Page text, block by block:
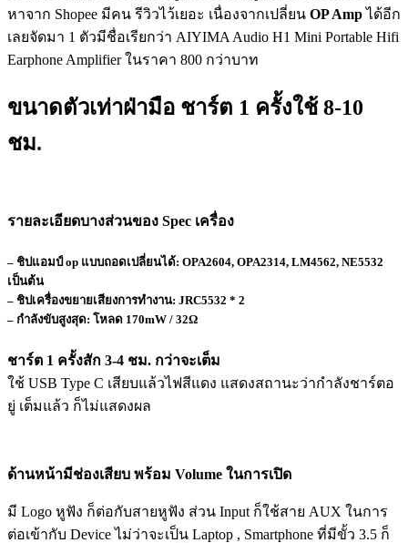
หาจาก Shopee มีคน รีวิวไว้เยอะ เนื่องจากเปลี่ยน OP Ampได้อีก
เลยจัดมา 1 ตัวมีชื่อเรียกว่า AIYIMA Audio H1 Mini Portable Hifi
Earphone Amplifier ในราคา 800 กว่าบาท
ขนาดตัวเท่าฝ่ามือ ชาร์ต 1 ครั้งใช้ 8-10
ชม.
รายละเอียดบางส่วนของ Spec เครื่อง
– ชิปแอมป์ op แบบถอดเปลี่ยนได้: OPA2604, OPA2314, LM4562, NE5532
เป็นต้น
– ชิปเครื่องขยายเสียงการทำงาน: JRC5532 * 2
– กำลังขับสูงสุด: โหลด 170mW / 32Ω
ชาร์ต 1 ครั้งสัก 3-4 ชม. กว่าจะเต็ม
ใช้ USB Type C เสียบแล้วไฟสีแดง แสดงสถานะว่ากำลังชาร์ตอ
ยู่ เต็มแล้ว ก็ไม่แสดงผล
ด้านหน้ามีช่องเสียบ พร้อม Volume ในการเปิด
มี Logo หูฟัง ก็ต่อกับสายหูฟัง ส่วน Input ก็ใช้สาย AUX ในการ
ต่อเข้ากับ Device ไม่ว่าจะเป็น Laptop , Smartphone ที่มีขั้ว 3.5 ก็